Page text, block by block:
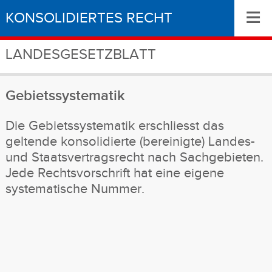
KONSOLIDIERTES RECHT
LANDESGESETZBLATT
≡
Gebietssystematik
Die Gebietssystematik erschliesst das
geltende konsolidierte (bereinigte) Landes-
und Staatsvertragsrecht nach Sachgebieten.
Jede Rechtsvorschrift hat eine eigene
systematische Nummer.